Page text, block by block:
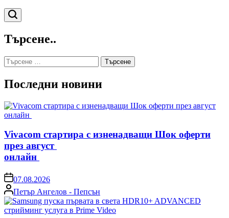
Търсене
Търсене..
Търсене
за:
Последни новини
Vivacom стартира с изненадващи Шок оферти
през август
онлайн
on07.08.2026
Posted
by
Петър Ангелов - Пепсън